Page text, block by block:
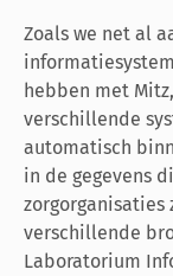
Zoals we net al
hebben met
verschillende
automatisch
in de gegevens
zorgorganisaties
verschillende
Laboratorium